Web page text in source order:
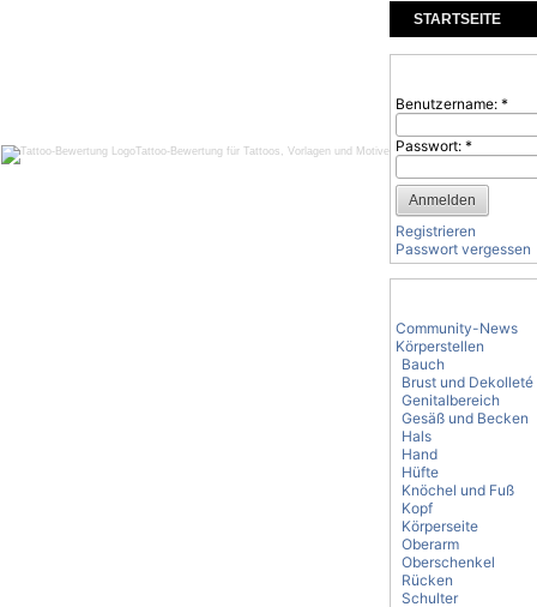
Tattoo-Bewertung für Tattoos, Vorlagen und Motive
STARTSEITE
KOMMENTARE
Benutzername: *
Passwort: *
Registrieren
Passwort vergessen
Community-News
Körperstellen
Bauch
Brust und Dekolleté
Genitalbereich
Gesäß und Becken
Hals
Hand
Hüfte
Knöchel und Fuß
Kopf
Körperseite
Oberarm
Oberschenkel
Rücken
Schulter